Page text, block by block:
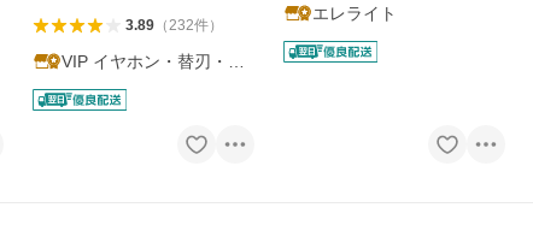
3.89（232件）
VIP イヤホン・替刃・ラ
イト・マウス 専門店
エレライト